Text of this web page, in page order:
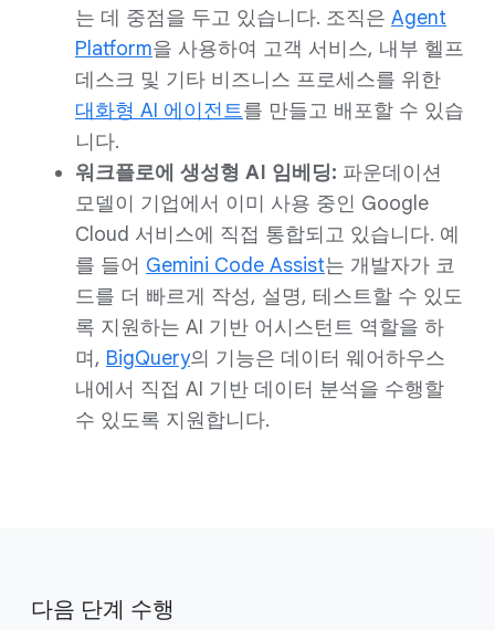
는 데 중점을 두고 있습니다. 조직은 Agent
Platform을 사용하여 고객 서비스, 내부 헬프
데스크 및 기타 비즈니스 프로세스를 위한
대화형 AI 에이전트를 만들고 배포할 수 있습
니다.
워크플로에 생성형 AI 임베딩: 파운데이션
모델이 기업에서 이미 사용 중인 Google
Cloud 서비스에 직접 통합되고 있습니다. 예
를 들어 Gemini Code Assist는 개발자가 코
드를 더 빠르게 작성, 설명, 테스트할 수 있도
록 지원하는 AI 기반 어시스턴트 역할을 하
며, BigQuery의 기능은 데이터 웨어하우스
내에서 직접 AI 기반 데이터 분석을 수행할
수 있도록 지원합니다.
다음 단계 수행